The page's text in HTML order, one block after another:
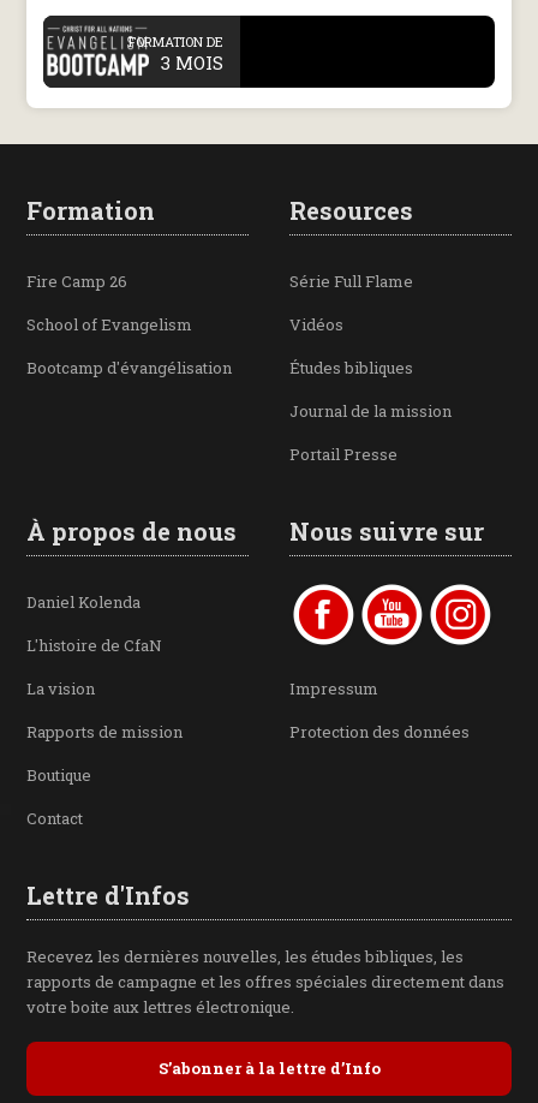
. FORMATION DE
3 MOIS
Formation
Fire Camp 26
School of Evangelism
Bootcamp d'évangélisation
Resources
Série Full Flame
Vidéos
Études bibliques
Journal de la mission
Portail Presse
À propos de nous
Daniel Kolenda
L'histoire de CfaN
La vision
Rapports de mission
Boutique
Contact
Nous suivre sur
Impressum
Protection des données
Lettre d'Infos
Recevez les dernières nouvelles, les études bibliques, les
rapports de campagne et les offres spéciales directement dans
votre boite aux lettres électronique.
S’abonner à la lettre d’Info